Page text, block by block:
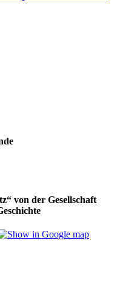
von der Gesellschaft